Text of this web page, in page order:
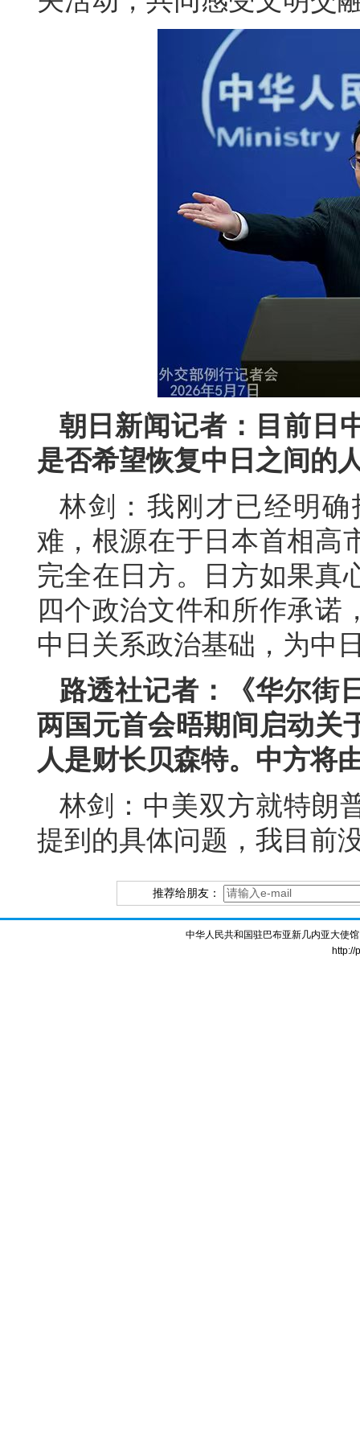
朝日新闻记者：目前日
是否希望恢复中日之间的
林剑：我刚才已经明
难，根源在于日本首相高
完全在日方。日方如果真
四个政治文件和所作承诺
中日关系政治基础，为中
路透社记者：《华尔街
两国元首会晤期间启动关
人是财长贝森特。中方将
林剑：中美双方就特朗
提到的具体问题，我目前
推荐给朋友：
中华人民共和国驻巴布亚新几内亚大使
http://